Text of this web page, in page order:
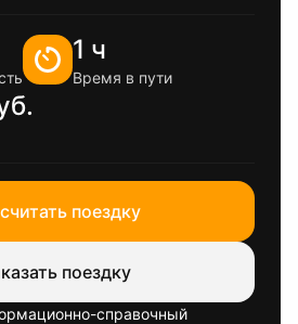
1 ч
Время в пути
поездку
поездку
справочный